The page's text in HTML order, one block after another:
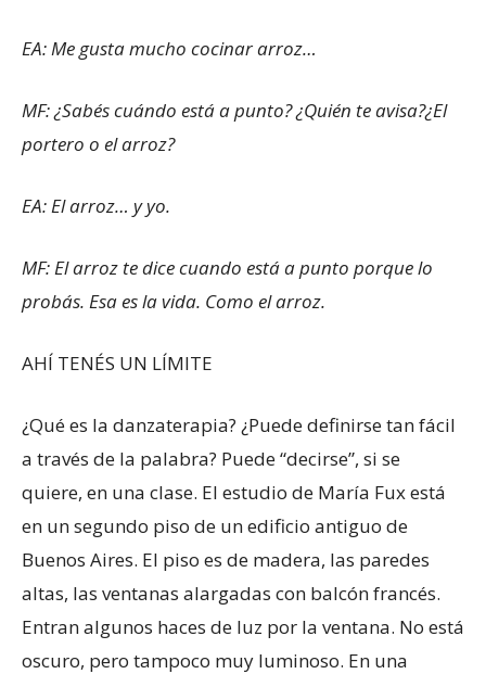
EA: Me gusta mucho cocinar arroz…
MF: ¿Sabés cuándo está a punto? ¿Quién te avisa?¿El
portero o el arroz?
EA: El arroz… y yo.
MF: El arroz te dice cuando está a punto porque lo
probás. Esa es la vida. Como el arroz.
AHÍ TENÉS UN LÍMITE
¿Qué es la danzaterapia? ¿Puede definirse tan fácil
a través de la palabra? Puede “decirse”, si se
quiere, en una clase. El estudio de María Fux está
en un segundo piso de un edificio antiguo de
Buenos Aires. El piso es de madera, las paredes
altas, las ventanas alargadas con balcón francés.
Entran algunos haces de luz por la ventana. No está
oscuro, pero tampoco muy luminoso. En una